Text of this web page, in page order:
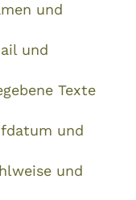
und
und
Texte
und
und